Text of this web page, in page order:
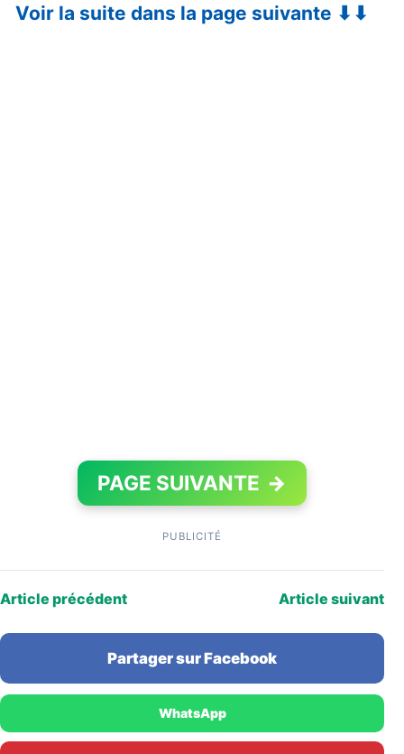
Voir la suite dans la page suivante ⬇⬇
PAGE SUIVANTE →
PUBLICITÉ
Article précédent Article suivant
Partager sur Facebook
WhatsApp